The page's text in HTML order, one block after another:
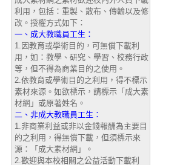
利用，包括：重製、散布、傳輸以及修
改。授權方式如下：
一、成大教職員工生：
1.因教育或學術目的，可無償下載利
用，如：教學、研究、學習、校務行政
等，但不得為商業目的之使用。
2.依教育或學術目的之利用，得不標示
素材來源。如欲標示，請標示「成大素
材網」或原著姓名。
二、非成大教職員工生：
1.非商業利益或非以金錢報酬為主要目
的之利用，得無償下載，但須標示來
源：「成大素材網」。
2.歡迎與本校相關之公益活動下載利